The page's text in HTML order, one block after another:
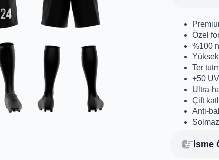
Özel
%100
Ter
+50
Ultra-
Çift
Anti-
İsme